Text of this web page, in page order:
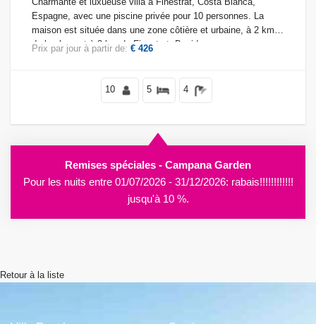
Distances
Charmante et luxueuse villa à Finestrat, Costa Blanca,
Espagne, avec une piscine privée pour 10 personnes. La
maison est située dans une zone côtière et urbaine, à 2 km
de la plage et à 3 km de Finestrat, Benidorm.
Prix par jour à partir de: € 426
10 5 4
Remises spéciales - Campana Garden
Pour les nuits entre 01/07/2026 - 31/12/2026: rabais!!!!!!!!!!!!
jusqu'à 10 %.
Retour à la liste